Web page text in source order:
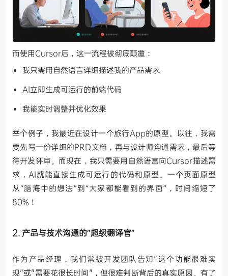
而使用Cursor后，这一流程被彻底颠覆：
我只需用自然语言详细描述我的产品需求
AI立即生成可运行的前端代码
我能实时调整并优化效果
举个例子，我最近在设计一个旅行App的原型。以往，我需
要先写一份详细的PRD文档，再与设计师沟通需求，最后等
待开发评审。而现在，我只需要用自然语言向Cursor描述需
求，AI就能直接生成可运行的代码和原型。一个页面原型
从“脑海中的想法”到“大家都能看到的界面”，时间缩短了
80%！
2. 产品与技术沟通的“超级翻译官”
作为产品经理，我们常被开发团队告知"这个功能很难实
现"或"需要花很长时间"，但很难判断背后的真实原因。有了